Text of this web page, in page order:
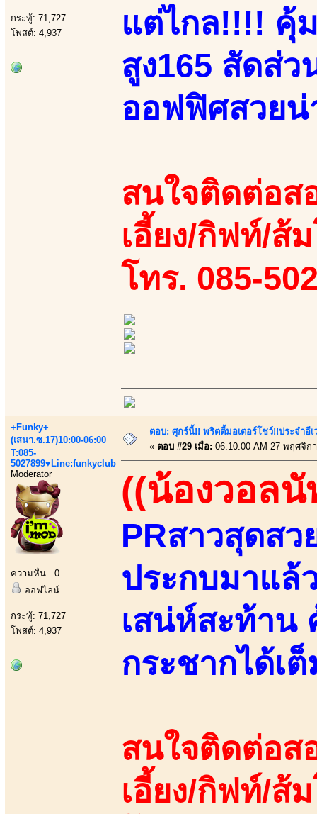
กระทู้: 71,727
โพสต์: 4,937
แต่ไกล!!!! คุ้
สูง165 สัดส่ว
ออฟฟิศสวยน่
สนใจติดต่อส
เอี้ยง/กิฟท์/ส้
โทร. 085-
+Funky+
(เสนา.ซ.17)10:00-06:00
T:085-
5027899♥Line:funkyclub
Moderator
ความหื่น : 0
ออฟไลน์
กระทู้: 71,727
โพสต์: 4,937
ตอบ: ศุกร์นี้!! พริตตี้มอเตอร์โชว์!!ประจำอี
« ตอบ #29 เมื่อ: 06:10:00 AM 27 พฤศจิก
((น้องวอลนั
PRสาวสุดส
ประกบมาแล้
เสน่ห์สะท้าน
กระชากได้เ
สนใจติดต่อส
เอี้ยง/กิฟท์/ส้